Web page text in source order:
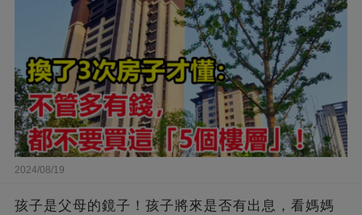
2024/08/19
孩子是父母的鏡子！孩子將來是否有出息，看媽媽